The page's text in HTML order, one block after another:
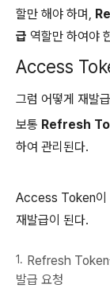
할만 해야 하며,
급 역할만 하여야
Access
그럼 어떻게 재발
보통 Refresh
하여 관리된다.
Access Token이
재발급이 된다.
Refresh Token
발급 요청